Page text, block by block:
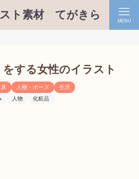
ト素材 てがきら MENU
する女性のイラスト
具 人物・ポーズ
生活
人物 化粧品